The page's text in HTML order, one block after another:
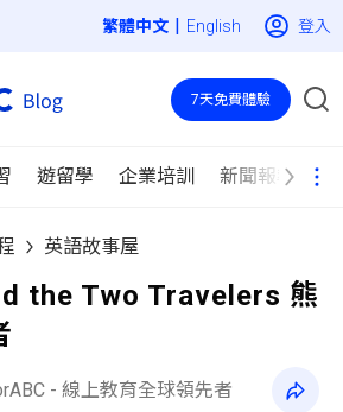
| English 登入
遊留學 企業培訓 新聞報導
7天免費體驗
英語故事屋
the Two Travelers 熊
- 線上教育全球領先者